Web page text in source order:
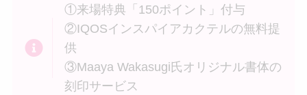
①来場特典「150ポイント」付与
②IQOSインスパイアカクテルの無料提
供
③Maaya Wakasugi氏オリジナル書体の
刻印サービス